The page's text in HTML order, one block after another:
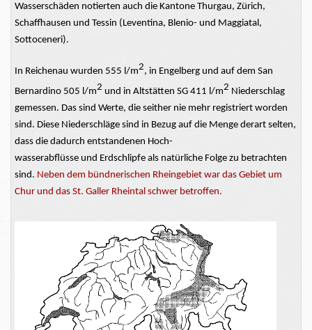
Wasserschäden notierten auch die Kantone Thurgau, Zürich,
Schaffhausen und Tessin (Leventina, Blenio- und Maggiatal,
Sottoceneri).
In Reichenau wurden 555 l/m2, in Engelberg und auf dem San
Bernardino 505 l/m2 und in Altstätten SG 411 l/m2 Niederschlag
gemessen. Das sind Werte, die seither nie mehr registriert worden
sind. Diese Niederschläge sind in Bezug auf die Menge derart selten,
dass die dadurch entstandenen Hoch-
wasserabflüsse und Erdschlipfe als natürliche Folge zu betrachten
sind. Neben dem bündnerischen Rheingebiet war das Gebiet um
Chur und das St. Galler Rheintal schwer betroffen.